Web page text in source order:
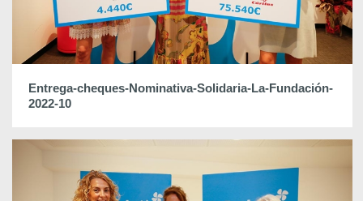
Entrega-cheques-Nominativa-Solidaria-La-Fundación-
2022-10